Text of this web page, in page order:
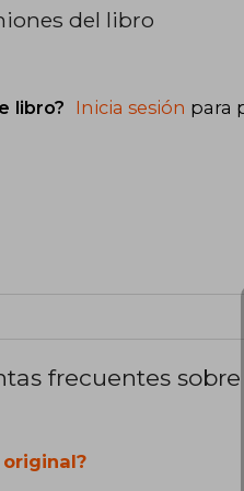
del libro
libro? Inicia sesión para
frecuentes sobre
original?